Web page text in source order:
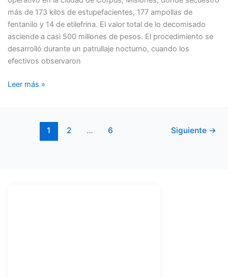
más de 173 kilos de estupefacientes, 177 ampollas de
fentanilo y 14 de etilefrina. El valor total de lo decomisado
asciende a casi 500 millones de pesos. El procedimiento se
desarrolló durante un patrullaje nocturno, cuando los
efectivos observaron
Leer más »
1 2 … 6 Siguiente →